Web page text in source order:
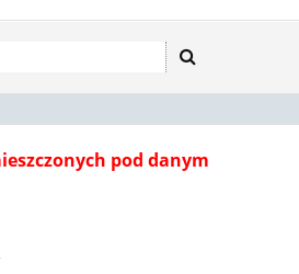
pod danym